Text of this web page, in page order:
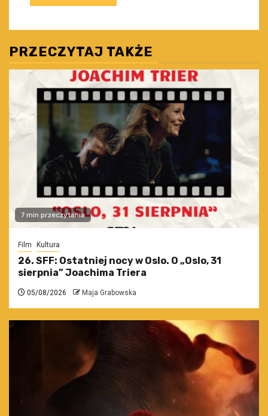
PRZECZYTAJ TAKŻE
7 min przeczytania
Film Kultura
26. SFF: Ostatniej nocy w Oslo. O „Oslo, 31
sierpnia” Joachima Triera
05/08/2026 Maja Grabowska